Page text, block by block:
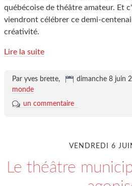
québécoise de théâtre amateur. Et
viendront célébrer ce demi-
créativité.
Lire la suite
Par yves brette, dimanche 8 juin
monde
un commentaire
VENDREDI 6
Le théâtre